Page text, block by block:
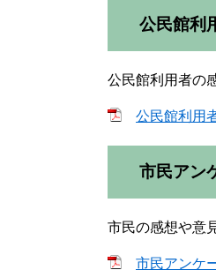
公民館利
公民館利用者の
公民館利用
市民アン
市民の感想や意
市民アンケ